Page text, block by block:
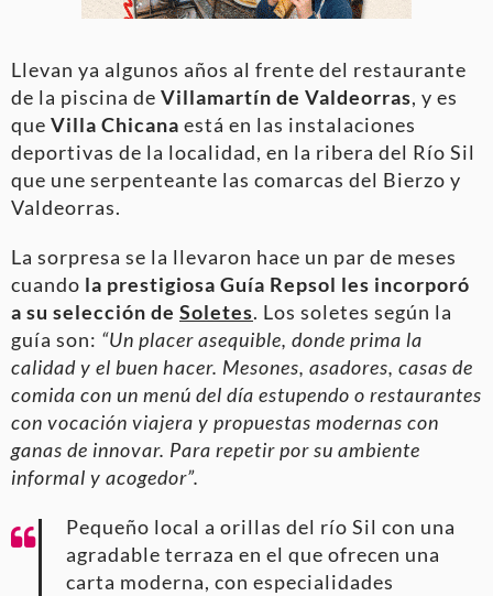
Llevan ya algunos años al frente del restaurante
de la piscina de Villamartín de Valdeorras, y es
que Villa Chicana está en las instalaciones
deportivas de la localidad, en la ribera del Río Sil
que une serpenteante las comarcas del Bierzo y
Valdeorras.
La sorpresa se la llevaron hace un par de meses
cuando la prestigiosa Guía Repsol les incorporó
a su selección de Soletes. Los soletes según la
guía son: “Un placer asequible, donde prima la
calidad y el buen hacer. Mesones, asadores, casas de
comida con un menú del día estupendo o restaurantes
con vocación viajera y propuestas modernas con
ganas de innovar. Para repetir por su ambiente
informal y acogedor”.
Pequeño local a orillas del río Sil con una
agradable terraza en el que ofrecen una
carta moderna, con especialidades